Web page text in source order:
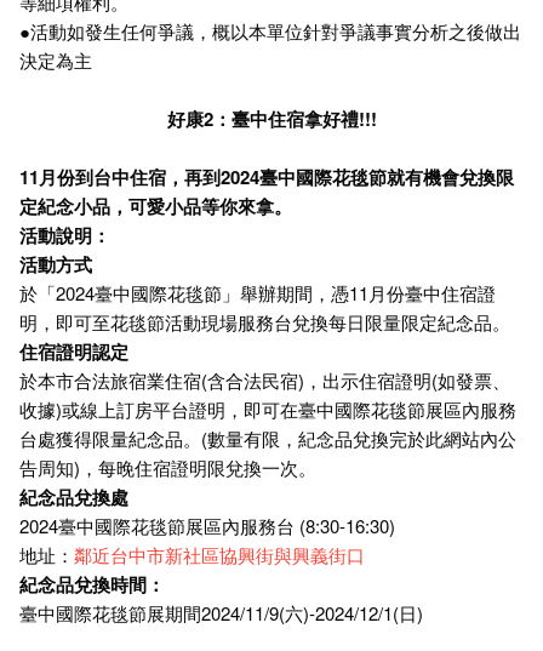
●活動如發生任何爭議，概以本單位針對爭議事實分析之後做出
決定為主
好康2：臺中住宿拿好禮!!!
11月份到台中住宿，再到2024臺中國際花毯節就有機會兌換限
定紀念小品，可愛小品等你來拿。
活動說明：
活動方式
於「2024臺中國際花毯節」舉辦期間，憑11月份臺中住宿證
明，即可至花毯節活動現場服務台兌換每日限量限定紀念品。
住宿證明認定
於本市合法旅宿業住宿(含合法民宿)，出示住宿證明(如發票、
收據)或線上訂房平台證明，即可在臺中國際花毯節展區內服務
台處獲得限量紀念品。(數量有限，紀念品兌換完於此網站內公
告周知)，每晚住宿證明限兌換一次。
紀念品兌換處
2024臺中國際花毯節展區內服務台 (8:30-16:30)
地址： 鄰近台中市新社區協興街與興義街口
紀念品兌換時間：
臺中國際花毯節展期間2024/11/9(六)-2024/12/1(日)